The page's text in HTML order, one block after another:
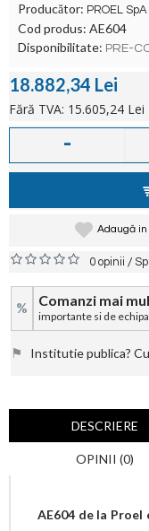
Producător: PROEL SpA
Cod produs: AE604
Disponibilitate: PRE-
18.882,34 Lei
Fără TVA: 15.605,24 Lei
-
Adaugă
0 opinii /
% Comanzi mai
importante si de
⚑ Institutie publica?
DESCRIERE
OPINII (0)
AE604 de la